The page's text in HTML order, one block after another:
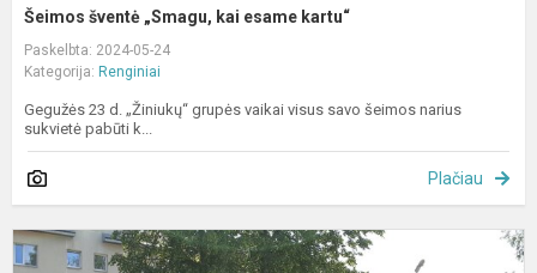
Šeimos šventė „Smagu, kai esame kartu“
Paskelbta: 2024-05-24
Kategorija: Renginiai
Gegužės 23 d. „Žiniukų“ grupės vaikai visus savo šeimos narius
sukvietė pabūti k...
Plačiau